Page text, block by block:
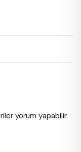
yorum yapabilir.